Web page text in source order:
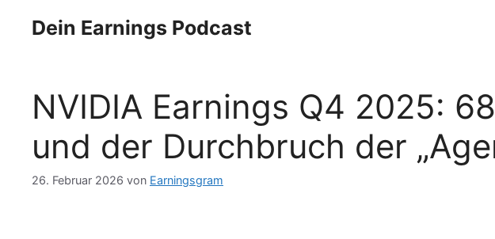
Dein Earnings Podcast
NVIDIA Earnings Q4 2025:
und der Durchbruch der
26. Februar 2026 von Earningsgram